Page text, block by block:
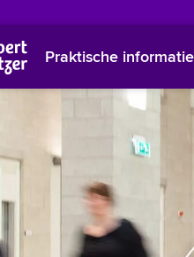
Praktische informatie